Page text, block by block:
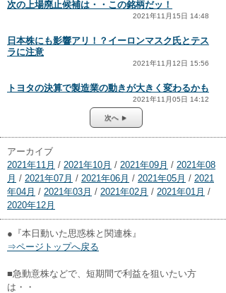
次の上場廃止候補は・・この銘柄だッ！
2021年11月15日 14:48
日本株にも影響アリ！？イーロンマスク氏とテス
ラに注意
2021年11月12日 15:56
トヨタの決算で製造業の動きが大きく変わるかも
2021年11月05日 14:12
次へ ►
アーカイブ
2021年11月 / 2021年10月 / 2021年09月 / 2021年08
月 / 2021年07月 / 2021年06月 / 2021年05月 / 2021
年04月 / 2021年03月 / 2021年02月 / 2021年01月 /
2020年12月
●『本日動いた思惑株と関連株』
⇒ページトップへ戻る
■急動意株などで、短期間で利益を狙いたい方
は・・